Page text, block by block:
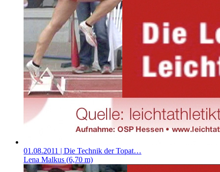
01.08.2011 | Die Technik der Topat…
Lena Malkus (6,70 m)